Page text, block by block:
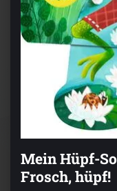
Mein Hüpf-
Frosch, hüpf!